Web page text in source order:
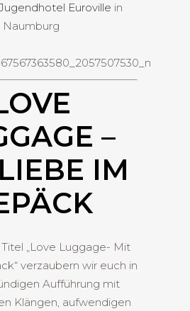
Euroville in
Naumburg
–
IM
„Love Luggage- Mit
verzaubern wir euch in
Aufführung mit
Klängen, aufwendigen